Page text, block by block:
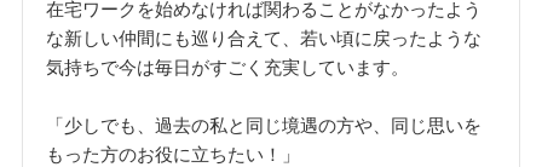
在宅ワークを始めなければ関わることがなかったよう
な新しい仲間にも巡り合えて、若い頃に戻ったような
気持ちで今は毎日がすごく充実しています。
「少しでも、過去の私と同じ境遇の方や、同じ思いを
もった方のお役に立ちたい！」